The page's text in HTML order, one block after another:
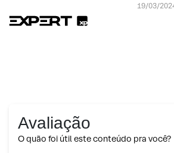
19/03/
Avaliação
O quão foi útil este conteúdo pra você?